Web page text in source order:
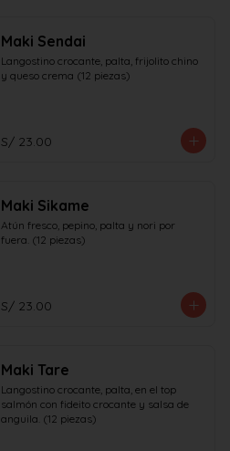
Maki Sendai
Langostino crocante, palta, frijolito chino
y queso crema (12 piezas)
S/ 23.00
Maki Sikame
Atún fresco, pepino, palta y nori por
fuera. (12 piezas)
S/ 23.00
Maki Tare
Langostino crocante, palta, en el top
salmón con fideito crocante y salsa de
anguila. (12 piezas)